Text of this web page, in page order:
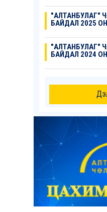
"АЛТАНБУЛАГ"
БАЙДАЛ 2025 ОН
"АЛТАНБУЛАГ"
БАЙДАЛ 2024 ОН